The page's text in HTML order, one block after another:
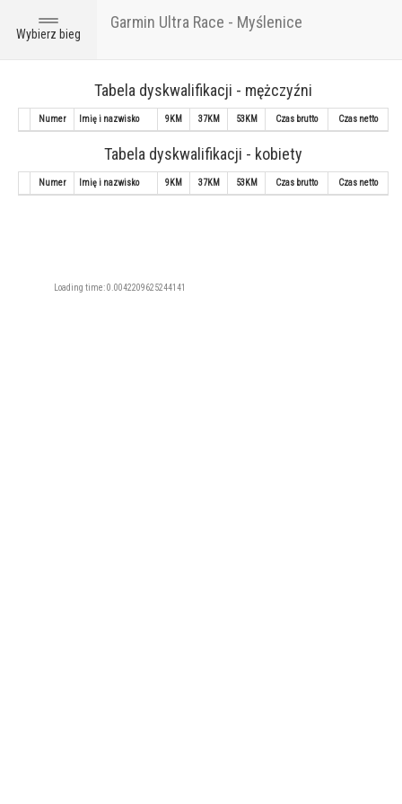
Toggle
navigation
Wybierz bieg
Garmin Ultra Race - Myślenice
Tabela dyskwalifikacji - mężczyźni
Numer Imię i nazwisko 9KM 37KM 53KM Czas brutto Czas netto
Tabela dyskwalifikacji - kobiety
Numer Imię i nazwisko 9KM 37KM 53KM Czas brutto Czas netto
Loading time: 0.0042209625244141